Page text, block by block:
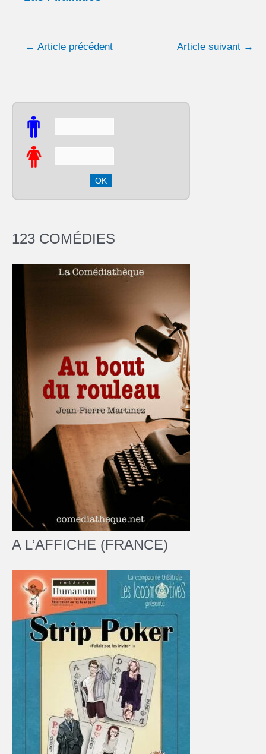
← Article précédent Article suivant →
123 COMÉDIES
A L’AFFICHE (FRANCE)